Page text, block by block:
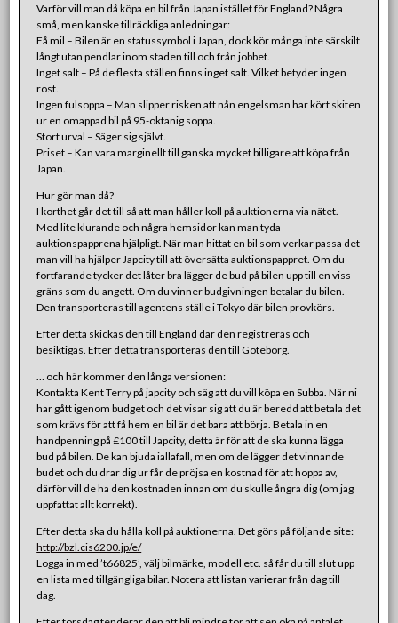
Varför vill man då köpa en bil från Japan istället för England? Några
små, men kanske tillräckliga anledningar:
Få mil – Bilen är en statussymbol i Japan, dock kör många inte särskilt
långt utan pendlar inom staden till och från jobbet.
Inget salt – På de flesta ställen finns inget salt. Vilket betyder ingen
rost.
Ingen fulsoppa – Man slipper risken att nån engelsman har kört skiten
ur en omappad bil på 95-oktanig soppa.
Stort urval – Säger sig självt.
Priset – Kan vara marginellt till ganska mycket billigare att köpa från
Japan.
Hur gör man då?
I korthet går det till så att man håller koll på auktionerna via nätet.
Med lite klurande och några hemsidor kan man tyda
auktionspapprena hjälpligt. När man hittat en bil som verkar passa det
man vill ha hjälper Japcity till att översätta auktionspappret. Om du
fortfarande tycker det låter bra lägger de bud på bilen upp till en viss
gräns som du angett. Om du vinner budgivningen betalar du bilen.
Den transporteras till agentens ställe i Tokyo där bilen provkörs.
Efter detta skickas den till England där den registreras och
besiktigas. Efter detta transporteras den till Göteborg.
… och här kommer den långa versionen:
Kontakta Kent Terry på japcity och säg att du vill köpa en Subba. När ni
har gått igenom budget och det visar sig att du är beredd att betala det
som krävs för att få hem en bil är det bara att börja. Betala in en
handpenning på £100 till Japcity, detta är för att de ska kunna lägga
bud på bilen. De kan bjuda iallafall, men om de lägger det vinnande
budet och du drar dig ur får de pröjsa en kostnad för att hoppa av,
därför vill de ha den kostnaden innan om du skulle ångra dig (om jag
uppfattat allt korrekt).
Efter detta ska du hålla koll på auktionerna. Det görs på följande site:
http://bzl.cis6200.jp/e/
Logga in med ’t66825’, välj bilmärke, modell etc. så får du till slut upp
en lista med tillgängliga bilar. Notera att listan varierar från dag till
dag.